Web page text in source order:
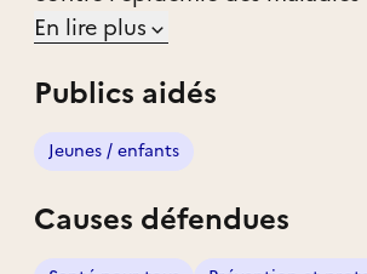
(cancer, asthme, infertilité,
sensibiliser les jeunes aux
environnement avec humour et
nous menons des actions de
présence accrue sur les réseaux
et des actions de sensibilisation
En lire plus
Publics aidés
Jeunes / enfants
Causes défendues